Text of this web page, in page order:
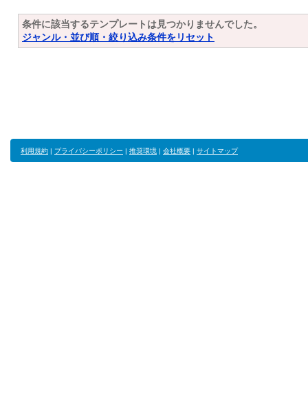
条件に該当するテンプレートは見つかりませんでした。
ジャンル・並び順・絞り込み条件をリセット
利用規約 | プライバシーポリシー | 推奨環境 | 会社概要 | サイトマップ